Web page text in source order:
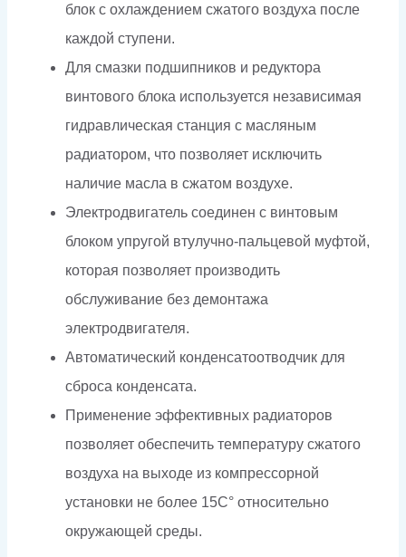
блок с охлаждением сжатого воздуха после
каждой ступени.
Для смазки подшипников и редуктора
винтового блока используется независимая
гидравлическая станция с масляным
радиатором, что позволяет исключить
наличие масла в сжатом воздухе.
Электродвигатель соединен с винтовым
блоком упругой втулучно-пальцевой муфтой,
которая позволяет производить
обслуживание без демонтажа
электродвигателя.
Автоматический конденсатоотводчик для
сброса конденсата.
Применение эффективных радиаторов
позволяет обеспечить температуру сжатого
воздуха на выходе из компрессорной
установки не более 15С° относительно
окружающей среды.